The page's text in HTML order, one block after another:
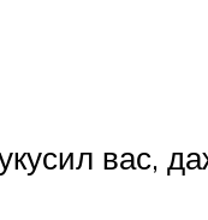
вас,